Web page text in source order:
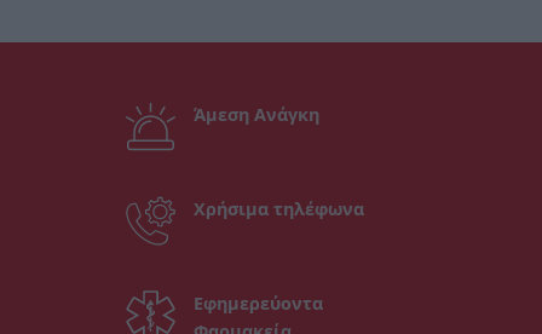
Άμεση Ανάγκη
Χρήσιμα τηλέφωνα
Εφημερεύοντα